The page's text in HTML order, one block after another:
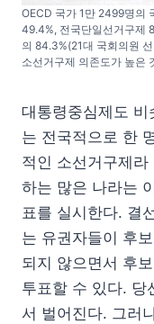
OECD 국가 1만 2499명의
49.4%, 전국단일선거구제
의 84.3%(21대 국회의원
소선거구제 의존도가 높은
대통령중심제도 비
는 전국적으로 한
적인 소선거구제
하는 많은 나라는
표를 실시한다. 결
는 유권자들이 후
되지 않으면서 후
투표할 수 있다. 당
서 벌어진다. 그러